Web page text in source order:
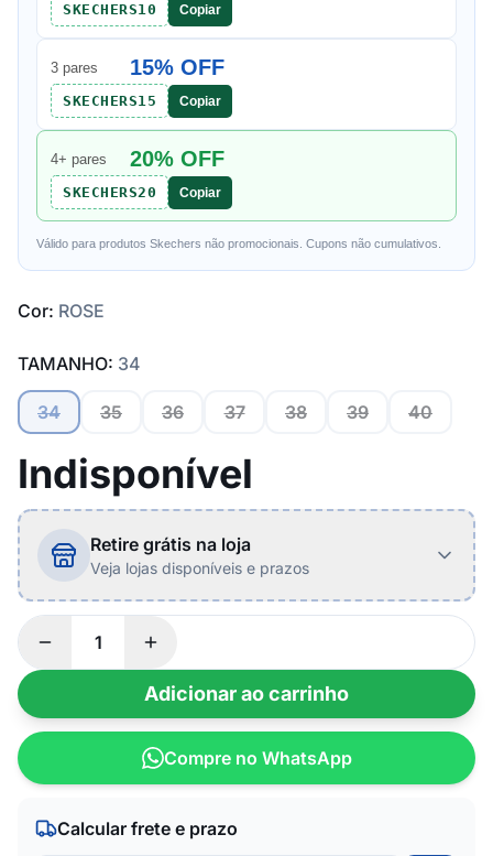
SKECHERS10 Copiar
3 pares 15% OFF
SKECHERS15 Copiar
4+ pares 20% OFF
SKECHERS20 Copiar
Válido para produtos Skechers não promocionais. Cupons não cumulativos.
Cor: ROSE
TAMANHO: 34
34 35 36 37 38 39 40
Indisponível
Retire grátis na loja
Veja lojas disponíveis e prazos
Adicionar ao carrinho
Compre no WhatsApp
Calcular frete e prazo